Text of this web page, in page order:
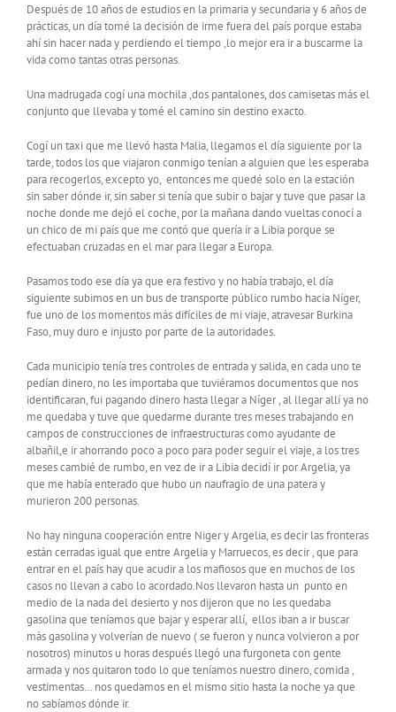
Después de 10 años de estudios en la primaria y secundaria y 6 años de
prácticas, un día tomé la decisión de irme fuera del país porque estaba
ahí sin hacer nada y perdiendo el tiempo ,lo mejor era ir a buscarme la
vida como tantas otras personas.
Una madrugada cogí una mochila ,dos pantalones, dos camisetas más el
conjunto que llevaba y tomé el camino sin destino exacto.
Cogí un taxi que me llevó hasta Malia, llegamos el día siguiente por la
tarde, todos los que viajaron conmigo tenían a alguien que les esperaba
para recogerlos, excepto yo, entonces me quedé solo en la estación
sin saber dónde ir, sin saber si tenía que subir o bajar y tuve que pasar la
noche donde me dejó el coche, por la mañana dando vueltas conocí a
un chico de mi país que me contó que quería ir a Libia porque se
efectuaban cruzadas en el mar para llegar a Europa.
Pasamos todo ese día ya que era festivo y no había trabajo, el día
siguiente subimos en un bus de transporte público rumbo hacia Níger,
fue uno de los momentos más difíciles de mi viaje, atravesar Burkina
Faso, muy duro e injusto por parte de la autoridades.
Cada municipio tenía tres controles de entrada y salida, en cada uno te
pedían dinero, no les importaba que tuviéramos documentos que nos
identificaran, fui pagando dinero hasta llegar a Níger , al llegar allí ya no
me quedaba y tuve que quedarme durante tres meses trabajando en
campos de construcciones de infraestructuras como ayudante de
albañil,e ir ahorrando poco a poco para poder seguir el viaje, a los tres
meses cambié de rumbo, en vez de ir a Libia decidí ir por Argelia, ya
que me había enterado que hubo un naufragio de una patera y
murieron 200 personas.
No hay ninguna cooperación entre Niger y Argelia, es decir las fronteras
están cerradas igual que entre Argelia y Marruecos, es decir , que para
entrar en el país hay que acudir a los mafiosos que en muchos de los
casos no llevan a cabo lo acordado.Nos llevaron hasta un punto en
medio de la nada del desierto y nos dijeron que no les quedaba
gasolina que teníamos que bajar y esperar allí, ellos iban a ir buscar
más gasolina y volverían de nuevo ( se fueron y nunca volvieron a por
nosotros) minutos u horas después llegó una furgoneta con gente
armada y nos quitaron todo lo que teníamos nuestro dinero, comida ,
vestimentas… nos quedamos en el mismo sitio hasta la noche ya que
no sabíamos dónde ir.